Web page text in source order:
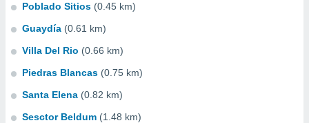
Poblado Sitios (0.45 km)
Guaydía (0.61 km)
Villa Del Rio (0.66 km)
Piedras Blancas (0.75 km)
Santa Elena (0.82 km)
Sesctor Beldum (1.48 km)